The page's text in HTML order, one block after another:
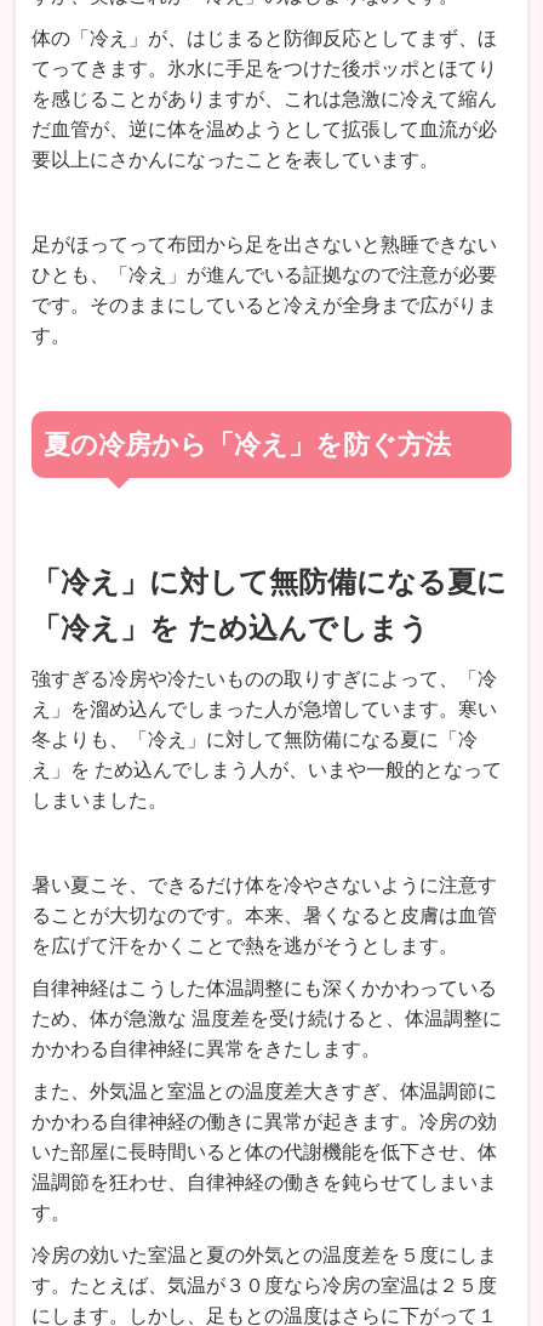
体の「冷え」が、はじまると防御反応としてまず、ほ
てってきます。氷水に手足をつけた後ポッポとほてり
を感じることがありますが、これは急激に冷えて縮ん
だ血管が、逆に体を温めようとして拡張して血流が必
要以上にさかんになったことを表しています。
足がほってって布団から足を出さないと熟睡できない
ひとも、「冷え」が進んでいる証拠なので注意が必要
です。そのままにしていると冷えが全身まで広がりま
す。
夏の冷房から「冷え」を防ぐ方法
「冷え」に対して無防備になる夏に
「冷え」を ため込んでしまう
強すぎる冷房や冷たいものの取りすぎによって、「冷
え」を溜め込んでしまった人が急増しています。寒い
冬よりも、「冷え」に対して無防備になる夏に「冷
え」を ため込んでしまう人が、いまや一般的となって
しまいました。
暑い夏こそ、できるだけ体を冷やさないように注意す
ることが大切なのです。本来、暑くなると皮膚は血管
を広げて汗をかくことで熱を逃がそうとします。
自律神経はこうした体温調整にも深くかかわっている
ため、体が急激な 温度差を受け続けると、体温調整に
かかわる自律神経に異常をきたします。
また、外気温と室温との温度差大きすぎ、体温調節に
かかわる自律神経の働きに異常が起きます。冷房の効
いた部屋に長時間いると体の代謝機能を低下させ、体
温調節を狂わせ、自律神経の働きを鈍らせてしまいま
す。
冷房の効いた室温と夏の外気との温度差を５度にしま
す。たとえば、気温が３０度なら冷房の室温は２５度
にします。しかし、足もとの温度はさらに下がって１